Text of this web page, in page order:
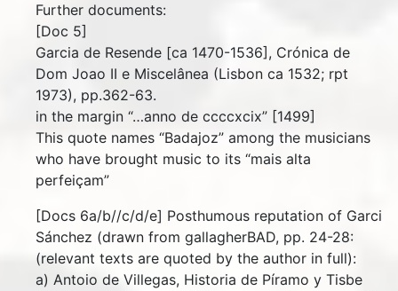
Further documents:
[Doc 5]
Garcia de Resende [ca 1470-1536], Crónica de
Dom Joao II e Miscelânea (Lisbon ca 1532; rpt
1973), pp.362-63.
in the margin “…anno de ccccxcix” [1499]
This quote names “Badajoz” among the musicians
who have brought music to its “mais alta
perfeiçam”
[Docs 6a/b//c/d/e] Posthumous reputation of Garci
Sánchez (drawn from gallagherBAD, pp. 24-28:
(relevant texts are quoted by the author in full):
a) Antoio de Villegas, Historia de Píramo y Tisbe